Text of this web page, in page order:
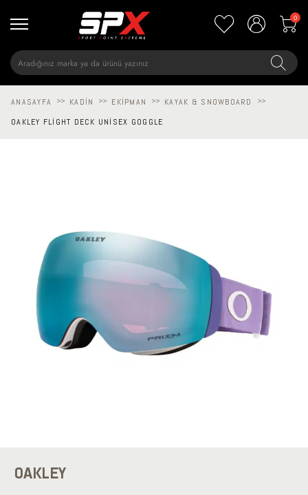
0
ANASAYFA >> KADIN >> EKIPMAN >> KAYAK & SNOWBOARD >>
OAKLEY FLIGHT DECK UNISEX GOGGLE
OAKLEY